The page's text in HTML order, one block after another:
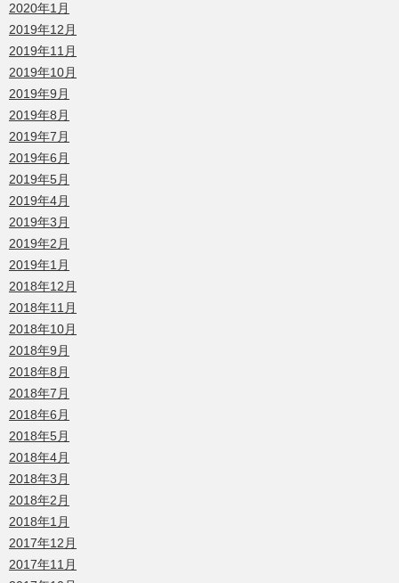
2020年1月
2019年12月
2019年11月
2019年10月
2019年9月
2019年8月
2019年7月
2019年6月
2019年5月
2019年4月
2019年3月
2019年2月
2019年1月
2018年12月
2018年11月
2018年10月
2018年9月
2018年8月
2018年7月
2018年6月
2018年5月
2018年4月
2018年3月
2018年2月
2018年1月
2017年12月
2017年11月